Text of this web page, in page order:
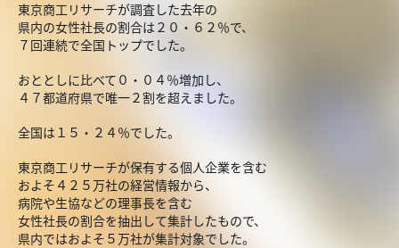
東京商工リサーチが調査した去年の
県内の女性社長の割合は２０・６２％で、
７回連続で全国トップでした。
おととしに比べて０・０４％増加し、
４７都道府県で唯一２割を超えました。
全国は１５・２４％でした。
東京商工リサーチが保有する個人企業を含む
およそ４２５万社の経営情報から、
病院や生協などの理事長を含む
女性社長の割合を抽出して集計したもので、
県内ではおよそ５万社が集計対象でした。